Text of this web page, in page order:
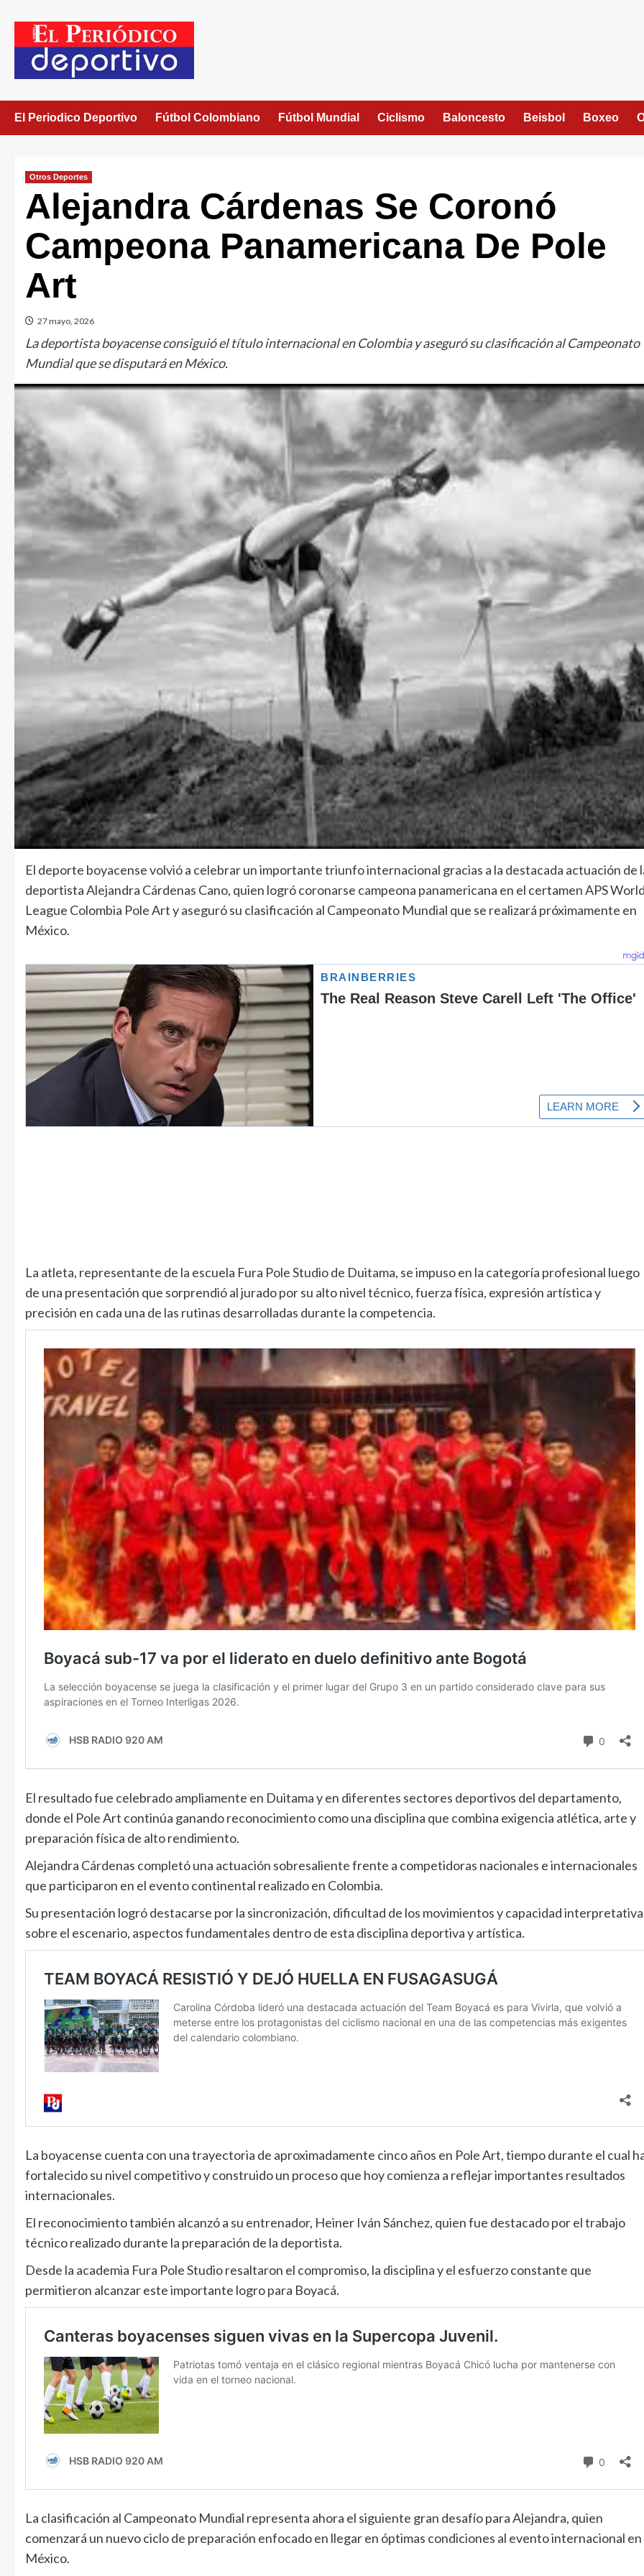
El Periodico Deportivo Fútbol Colombiano Fútbol Mundial Ciclismo Baloncesto Beisbol Boxeo
Otros Deportes
Alejandra Cárdenas Se Coronó
Campeona Panamericana De Pole
Art
27 mayo, 2026
La deportista boyacense consiguió el título internacional en Colombia y aseguró su clasificación al Campeonato
Mundial que se disputará en México.
El deporte boyacense volvió a celebrar un importante triunfo internacional gracias a la destacada actuación de
deportista Alejandra Cárdenas Cano, quien logró coronarse campeona panamericana en el certamen APS
League Colombia Pole Art y aseguró su clasificación al Campeonato Mundial que se realizará próximamente en
México.
La atleta, representante de la escuela Fura Pole Studio de Duitama, se impuso en la categoría profesional luego
de una presentación que sorprendió al jurado por su alto nivel técnico, fuerza física, expresión artística y
precisión en cada una de las rutinas desarrolladas durante la competencia.
El resultado fue celebrado ampliamente en Duitama y en diferentes sectores deportivos del departamento,
donde el Pole Art continúa ganando reconocimiento como una disciplina que combina exigencia atlética, arte y
preparación física de alto rendimiento.
Alejandra Cárdenas completó una actuación sobresaliente frente a competidoras nacionales e internacionales
que participaron en el evento continental realizado en Colombia.
Su presentación logró destacarse por la sincronización, dificultad de los movimientos y capacidad interpretativa
sobre el escenario, aspectos fundamentales dentro de esta disciplina deportiva y artística.
La boyacense cuenta con una trayectoria de aproximadamente cinco años en Pole Art, tiempo durante el cual
fortalecido su nivel competitivo y construido un proceso que hoy comienza a reflejar importantes resultados
internacionales.
El reconocimiento también alcanzó a su entrenador, Heiner Iván Sánchez, quien fue destacado por el trabajo
técnico realizado durante la preparación de la deportista.
Desde la academia Fura Pole Studio resaltaron el compromiso, la disciplina y el esfuerzo constante que
permitieron alcanzar este importante logro para Boyacá.
La clasificación al Campeonato Mundial representa ahora el siguiente gran desafío para Alejandra, quien
comenzará un nuevo ciclo de preparación enfocado en llegar en óptimas condiciones al evento internacional en
México.